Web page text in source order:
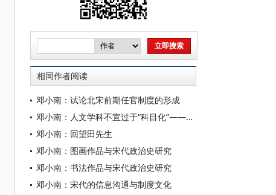
相同作者阅读
邓小南：试论北宋前期任官制度的形成
邓小南：人文学科不宜过于“科目化”——写在《中国人文学科四十年》出版之际
邓小南：回望田先生
邓小南：图画作品与宋代政治史研究
邓小南：书法作品与宋代政治史研究
邓小南：宋代的信息沟通与制度文化